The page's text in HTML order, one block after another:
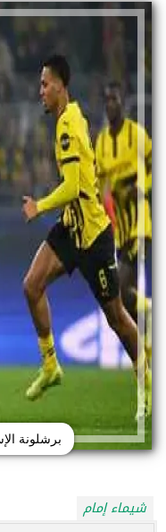
برشلونة
شيماء إمام